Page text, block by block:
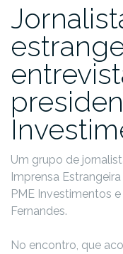
Um grupo de
Imprensa
PME Investimentos
Fernandes.
No encontro, que